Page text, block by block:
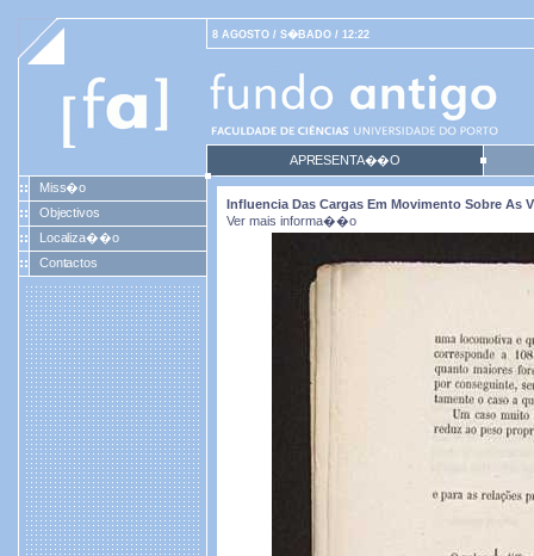
8 AGOSTO / S�BADO / 12:22
APRESENTA��O
Miss�o
Objectivos
Localiza��o
Contactos
Influencia Das Cargas Em Movimento Sobre As
Ver mais informa��o